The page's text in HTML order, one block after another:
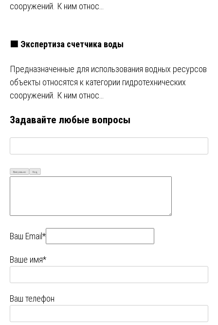
сооружений. К ним относ…
🟩 Экспертиза счетчика воды
Предназначенные для использования водных ресурсов
объекты относятся к категории гидротехнических
сооружений. К ним относ…
Задавайте любые вопросы
Визуально Код
Ваш Email*
Ваше имя*
Ваш телефон